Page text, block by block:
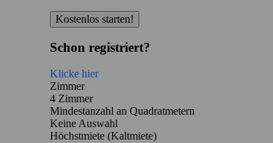
Kostenlos starten!
Schon registriert?
Klicke hier
Zimmer
4 Zimmer
Mindestanzahl an Quadratmetern
Keine Auswahl
Höchstmiete (Kaltmiete)